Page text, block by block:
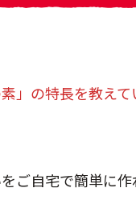
」の特長を教え
ご自宅で簡単に作